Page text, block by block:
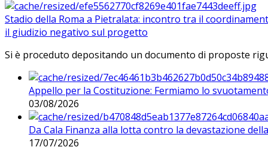
Stadio della Roma a Pietralata: incontro tra il
il giudizio negativo sul progetto
Si è proceduto depositando un documento di proposte
Appello per la Costituzione: Fermiamo lo
03/08/2026
Da Cala Finanza alla lotta contro la devastazione
17/07/2026